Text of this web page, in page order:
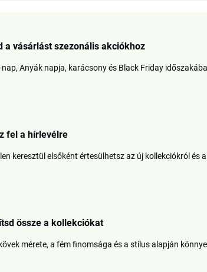
a vásárlást szezonális akciókhoz
Anyák napja, karácsony és Black Friday
fel a hírlevélre
keresztül elsőként értesülhetsz az új kollekciókról és
össze a kollekciókat
mérete, a fém finomsága és a stílus alapján